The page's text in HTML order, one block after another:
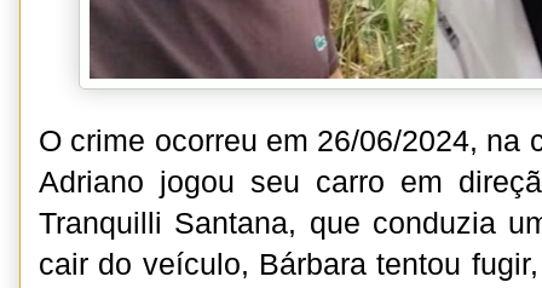
O crime ocorreu em 26/06/2024, na
Adriano jogou seu carro em
Tranquilli Santana, que conduzia
cair do veículo, Bárbara tentou